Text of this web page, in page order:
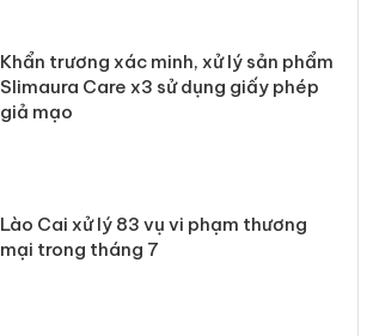
Khẩn trương xác minh, xử lý sản phẩm
Slimaura Care x3 sử dụng giấy phép
giả mạo
Lào Cai xử lý 83 vụ vi phạm thương
mại trong tháng 7